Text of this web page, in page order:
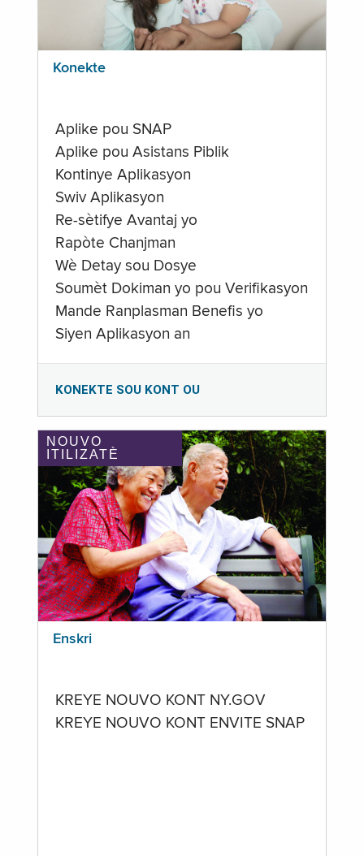
Konekte
Aplike pou SNAP
Aplike pou Asistans Piblik
Kontinye Aplikasyon
Swiv Aplikasyon
Re-sètifye Avantaj yo
Rapòte Chanjman
Wè Detay sou Dosye
Soumèt Dokiman yo pou Verifikasyon
Mande Ranplasman Benefis yo
Siyen Aplikasyon an
KONEKTE SOU KONT OU
NOUVO
ITILIZATÈ
Enskri
KREYE NOUVO KONT NY.GOV
KREYE NOUVO KONT ENVITE SNAP